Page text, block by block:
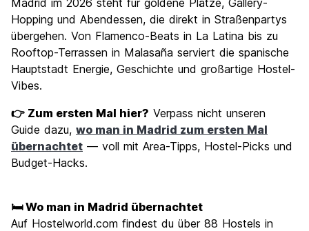
Nachtleben / Party
Preis-Leistungsverhältnis
8.1
Madrid im 2026 steht für goldene Plätze, Gallery-
Hopping und Abendessen, die direkt in Straßenpartys
übergehen. Von Flamenco-Beats in La Latina bis zu
Rooftop-Terrassen in Malasaña serviert die spanische
Hauptstadt Energie, Geschichte und großartige Hostel-
Vibes.
👉 Zum ersten Mal hier? Verpass nicht unseren
Guide dazu, wo man in Madrid zum ersten Mal
übernachtet — voll mit Area-Tipps, Hostel-Picks und
Budget-Hacks.
🛏️ Wo man in Madrid übernachtet
Auf Hostelworld.com findest du über 88 Hostels in